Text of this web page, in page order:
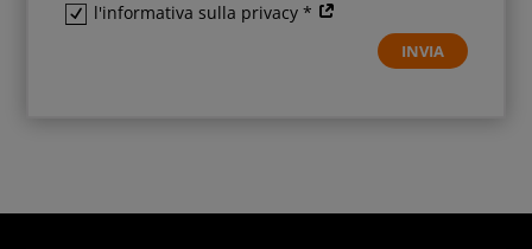
l'informativa sulla privacy *
INVIA